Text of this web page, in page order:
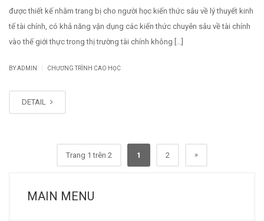
được thiết kế nhằm trang bị cho người học kiến thức sâu về lý thuyết kinh
tế tài chính, có khả năng vận dụng các kiến thức chuyên sâu về tài chính
vào thế giới thực trong thị trường tài chính không [...]
BYADMIN CHƯƠNG TRÌNH CAO HỌC
DETAIL
Trang 1 trên 2 1 2 »
MAIN MENU